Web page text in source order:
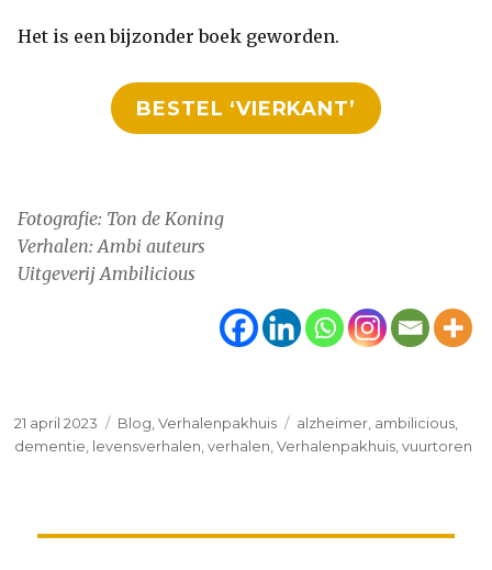
Het is een bijzonder boek geworden.
BESTEL ‘VIERKANT’
Fotografie: Ton de Koning
Verhalen: Ambi auteurs
Uitgeverij Ambilicious
Geplaatst
op
21 april 2023 Categorieën
Blog Verhalenpakhuis Tags
alzheimer ambilicious
dementie levensverhalen verhalen Verhalenpakhuis vuurtoren